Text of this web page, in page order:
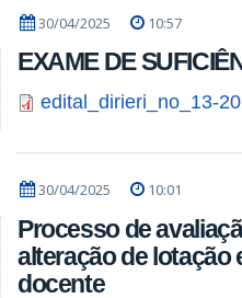
30/04/2025 10:57
EXAME DE
edital_dirieri_no_13-
30/04/2025 10:01
Processo de
alteração de lotação
docente